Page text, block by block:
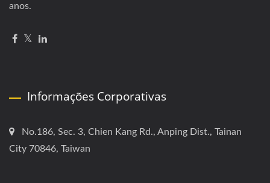
anos.
Informações Corporativas
No.186, Sec. 3, Chien Kang Rd., Anping Dist., Tainan
City 70846, Taiwan